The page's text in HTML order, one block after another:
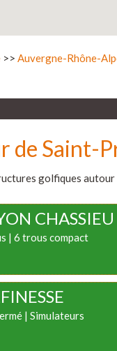
>> Auvergne-Rhône-
de Saint-
golfiques autour
CHASSIEU
| 6 trous compact
| Simulateurs